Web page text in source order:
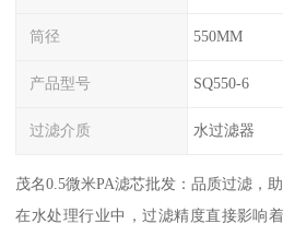
筒径 550MM
产品型号 SQ550-6
过滤介质 水过滤器
茂名0.5微米PA滤芯批发：品质过滤，
在水处理行业中，过滤精度直接影响